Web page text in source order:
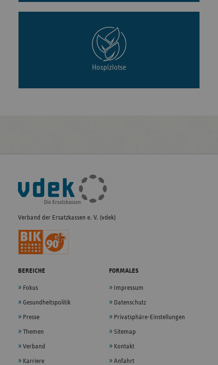
Hospizlotse
Fußleisten-
Navigation
Verband der Ersatzkassen e. V. (vdek)
BEREICHE
Fokus
Gesundheitspolitik
Presse
Themen
Verband
Karriere
FORMALES
Impressum
Datenschutz
Privatsphäre-Einstellungen
Sitemap
Kontakt
Anfahrt